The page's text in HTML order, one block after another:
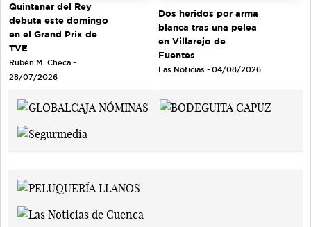
Quintanar del Rey
debuta este domingo
en el Grand Prix de
TVE
Rubén M. Checa -
28/07/2026
Dos heridos por arma
blanca tras una pelea
en Villarejo de
Fuentes
Las Noticias - 04/08/2026